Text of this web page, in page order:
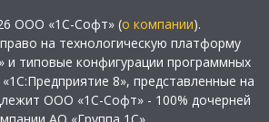
ООО «1С-Софт» (о компании).
на технологическую платформу
и типовые конфигурации программных
8», представленные на
ООО «1С-Софт» - 100% дочерней